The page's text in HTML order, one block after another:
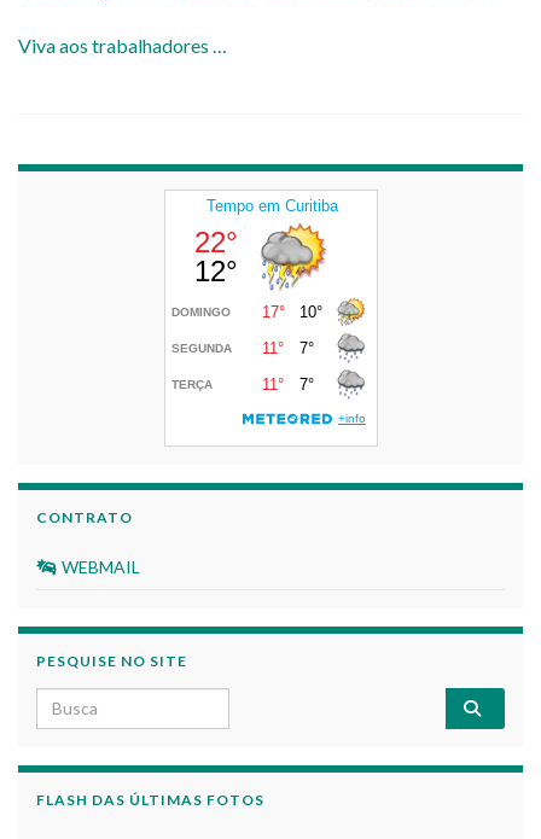
Viva aos trabalhadores …
CONTRATO
WEBMAIL
PESQUISE NO SITE
Search for:
FLASH DAS ÚLTIMAS FOTOS